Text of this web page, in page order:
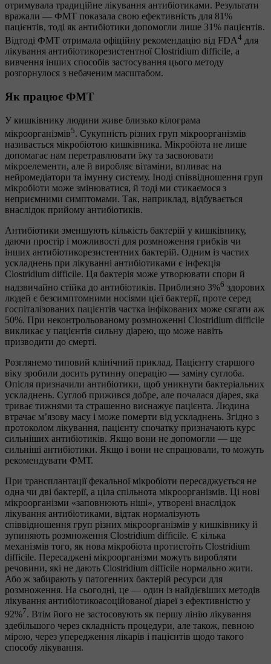
отримувала традиційне лікування антибіотиками. Результати
вражали — ФМТ показала свою ефективність для 81%
пацієнтів, тоді як антибіотики допомогли лише 31% пацієнтів.
Відтоді ФМТ отримала офіційну рекомендацію від FDA4 для
лікування антибіотикорезистентної Clostridium difficile, а
вивчення інших способів застосування цього методу
розгорнулося з небаченим масштабом.
Як працює ФМТ
У кишківнику людини живе близько кілограма
мікроорганізмів5. Сукупність різних груп мікроорганізмів
називається мікробіотою кишківника. Мікробіота не лише
допомагає нам перетравлювати їжу та засвоювати
мікроелементи, але й виробляє вітаміни, впливає на
нейромедіатори та імунну систему. Іноді співвідношення груп
мікробіоти може змінюватися, й тоді ми стикаємося з
неприємними симптомами. Так, наприклад, відбувається
внаслідок прийому антибіотиків.
Антибіотики зменшують кількість бактерій у кишківнику,
даючи простір і можливості для розмноження грибків чи
інших антибіотикорезистентних бактерій. Одним із частих
ускладнень при лікуванні антибіотиками є інфекція
Clostridium difficile. Ця бактерія може утворювати спори й
надзвичайно стійка до антибіотиків. Приблизно 3%6 здорових
людей є безсимптомними носіями цієї бактерії, проте серед
госпіталізованих пацієнтів частка інфікованих може сягати аж
50%. При неконтрольованому розмноженні Clostridium difficile
викликає у пацієнтів сильну діарею, що може навіть
призводити до смерті.
Розглянемо типовий клінічний приклад. Пацієнту старшого
віку зробили досить рутинну операцію — заміну суглоба.
Опісля призначили антибіотики, щоб уникнути бактеріальних
ускладнень. Суглоб прижився добре, але почалася діарея, яка
триває тижнями та страшенно виснажує пацієнта. Людина
втрачає м’язову масу і може померти від ускладнень. Згідно з
протоколом лікування, пацієнту спочатку призначають курс
сильніших антибіотиків. Якщо вони не допомогли — ще
сильніші антибіотики. Якщо і вони не спрацювали, то можуть
рекомендувати ФМТ.
При трансплантації фекальної мікробіоти пересаджується не
одна чи дві бактерії, а ціла спільнота мікроорганізмів. Ці нові
мікроорганізми «заповнюють ніші», утворені внаслідок
лікування антибіотиками, відтак нормалізують
співвідношення груп різних мікроорганізмів у кишківнику й
зупиняють розмноження Clostridium difficile. Є кілька
механізмів того, як нова мікробіота протистоїть Clostridium
difficile. Пересаджені мікроорганізми можуть виробляти
речовини, які не дають Clostridium difficile нормально жити.
Або ж забирають у патогенних бактерій ресурси для
розмноження. На сьогодні, це — один із найдієвіших методів
лікування антибіотикоасоційованої діареї з ефективністю у
92%7. Втім його не застосовують як першу лінію лікування
здебільшого через складність процедури, але також, певною
мірою, через упередження лікарів і пацієнтів щодо такого
способу лікування.